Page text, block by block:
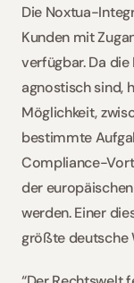
Die Noxtua-
Kunden mit
verfügbar. Da
agnostisch sind,
Möglichkeit,
bestimmte
Compliance-
der
werden. Einer
größte deutsche